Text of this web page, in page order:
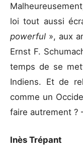
loi tout aussi
powerful », aux
Ernst F.
temps de se
Indiens. Et de
comme un
faire autrement ?
Inès Trépant